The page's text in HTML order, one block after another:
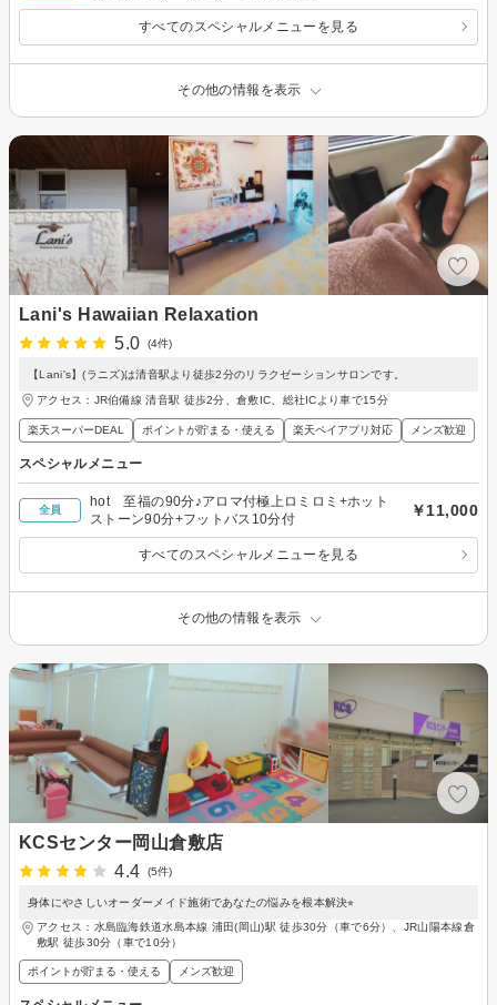
すべてのスペシャルメニューを見る
その他の情報を表示
Lani's Hawaiian Relaxation
5.0
(4件)
【Lani's】(ラニズ)は清音駅より徒歩2分のリラクゼーションサロンです。
アクセス：JR伯備線 清音駅 徒歩2分、倉敷IC、総社ICより車で15分
楽天スーパーDEAL ポイントが貯まる・使える 楽天ペイアプリ対応 メンズ歓迎
スペシャルメニュー
全員
hot 至福の90分♪アロマ付極上ロミロミ+ホット
ストーン90分+フットバス10分付
￥11,000
すべてのスペシャルメニューを見る
その他の情報を表示
KCSセンター岡山倉敷店
4.4
(5件)
身体にやさしいオーダーメイド施術であなたの悩みを根本解決⭐︎
アクセス：水島臨海鉄道水島本線 浦田(岡山)駅 徒歩30分（車で6分）、JR山陽本線倉
敷駅 徒歩30分（車で10分）
ポイントが貯まる・使える メンズ歓迎